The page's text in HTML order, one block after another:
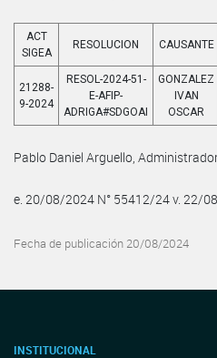
ACT
SIGEA
RESOLUCION CAUSANTE
21288-
9-2024
RESOL-2024-51-
E-AFIP-
ADRIGA#SDGOAI
GONZALEZ
IVAN
OSCAR
Pablo Daniel Arguello,
e. 20/08/2024 N° 55412/24 v. 22/
Fecha de publicación 20/08/2024
INSTITUCIONAL